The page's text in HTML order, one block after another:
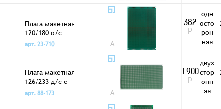
Плата макетная
120/180 о/с
арт. 23-710
A
382
Р
одн
осто
рон
няя
Плата макетная
126/233 д/с с
креп.отв. 3DM
арт. 88-173 A
1 900
Р
двух
стор
онн
яя